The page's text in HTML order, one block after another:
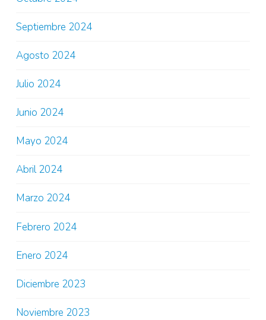
Septiembre 2024
Agosto 2024
Julio 2024
Junio 2024
Mayo 2024
Abril 2024
Marzo 2024
Febrero 2024
Enero 2024
Diciembre 2023
Noviembre 2023